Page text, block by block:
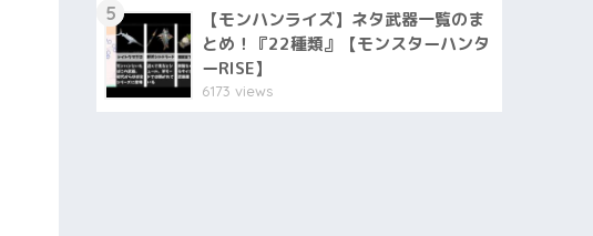
5
【モンハンライズ】ネタ武器一覧のま
とめ！『22種類』【モンスターハンタ
ーRISE】
6173 views